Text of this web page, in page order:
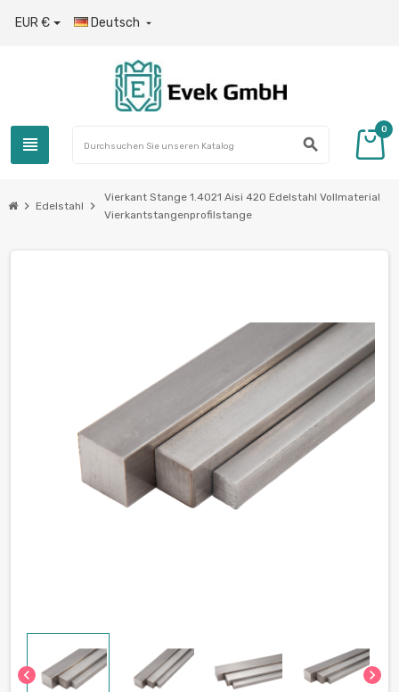
EUR € Deutsch 
view_headline search
0
chevron_right Edelstahl chevron_right
Vierkant Stange 1.4021 Aisi 420 Edelstahl Vollmaterial
Vierkantstangenprofilstange
chevron_left chevron_right